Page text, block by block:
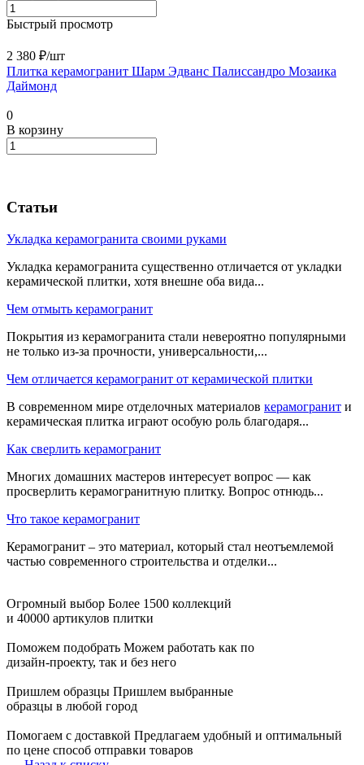
Быстрый просмотр
2 380 ₽/шт
Плитка керамогранит Шарм Эдванс Палиссандро Мозаика
Даймонд
0
В корзину
Статьи
Укладка керамогранита своими руками
Укладка керамогранита существенно отличается от укладки
керамической плитки, хотя внешне оба вида...
Чем отмыть керамогранит
Покрытия из керамогранита стали невероятно популярными
не только из-за прочности, универсальности,...
Чем отличается керамогранит от керамической плитки
В современном мире отделочных материалов керамогранит и
керамическая плитка играют особую роль благодаря...
Как сверлить керамогранит
Многих домашних мастеров интересует вопрос — как
просверлить керамогранитную плитку. Вопрос отнюдь...
Что такое керамогранит
Керамогранит – это материал, который стал неотъемлемой
частью современного строительства и отделки...
Огромный выбор Более 1500 коллекций
и 40000 артикулов плитки
Поможем подобрать Можем работать как по
дизайн-проекту, так и без него
Пришлем образцы Пришлем выбранные
образцы в любой город
Помогаем с доставкой Предлагаем удобный и оптимальный
по цене способ отправки товаров